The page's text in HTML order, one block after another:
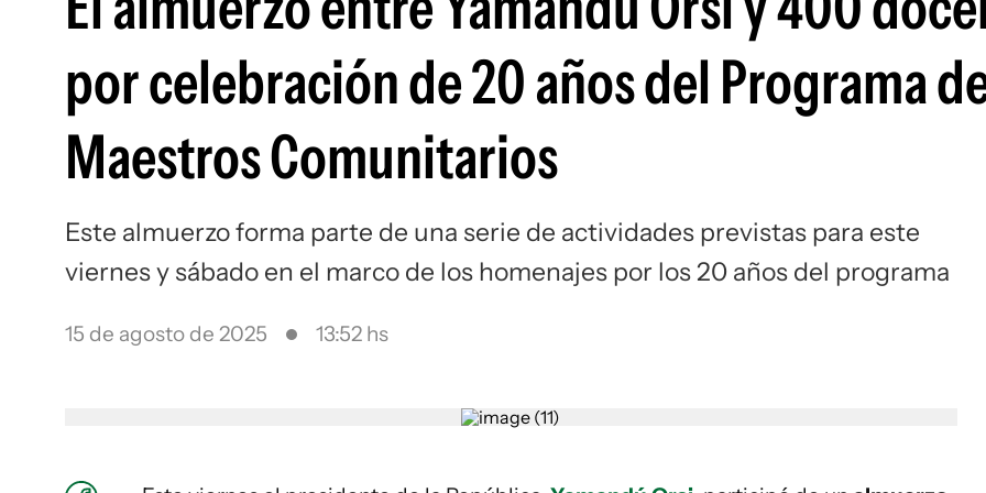
por celebración de 20 años del Programa
Maestros Comunitarios
Este almuerzo forma parte de una serie de actividades previstas para este
viernes y sábado en el marco de los homenajes por los 20 años del programa
15 de agosto de 2025 13:52 hs